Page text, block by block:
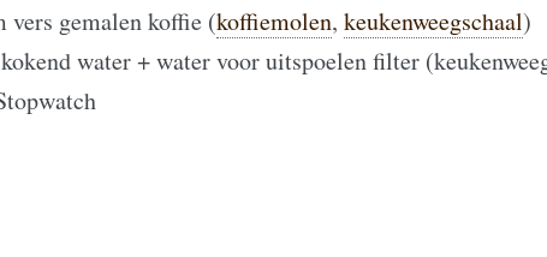
vers gemalen koffie (koffiemolen,keukenweegschaal)
water + water voor uitspoelen filter